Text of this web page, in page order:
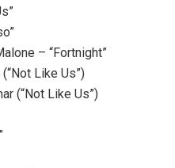
– “Fortnight”
Like Us”)
(“Not Like Us”)